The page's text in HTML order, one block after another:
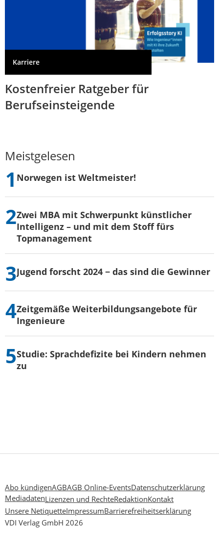
Karriere
Kostenfreier Ratgeber für
Berufseinsteigende
Meistgelesen
Norwegen ist Weltmeister!
Zwei MBA mit Schwerpunkt künstlicher
Intelligenz – und mit dem Stoff fürs
Topmanagement
Jugend forscht 2024 − das sind die Gewinner
Zeitgemäße Weiterbildungsangebote für
Ingenieure
Studie: Sprachdefizite bei Kindern nehmen
zu
Abo kündigenAGBAGB Online-EventsDatenschutzerklärung
MediadatenLizenzen und RechteRedaktionKontakt
Unsere NetiquetteImpressumBarrierefreiheitserklärung
VDI Verlag GmbH 2026